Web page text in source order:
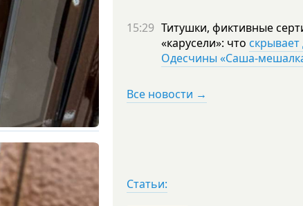
15:29 Титушки, фиктивные
«карусели»: что скрывает
Одесчины «Саша-
Все новости →
Статьи: